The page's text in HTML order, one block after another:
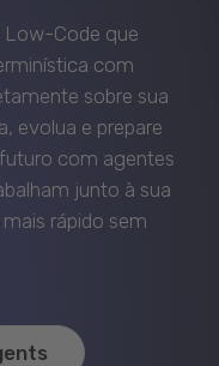
Low-Code que
com
sobre sua
evolua e prepare
com agentes
junto à sua
rápido sem